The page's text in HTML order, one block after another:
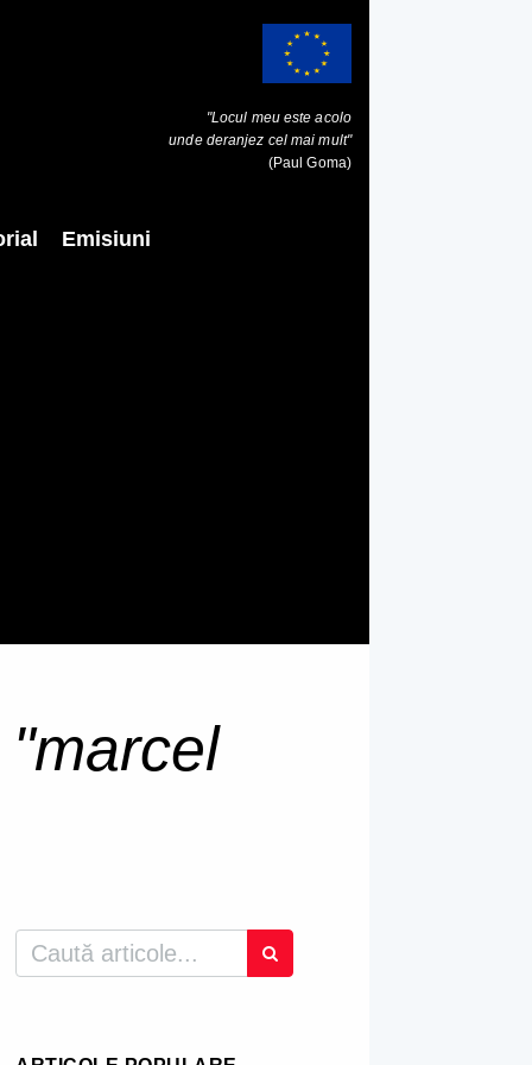
"Locul meu este acolo
unde deranjez cel mai mult"
(Paul Goma)
Emisiuni
"marcel